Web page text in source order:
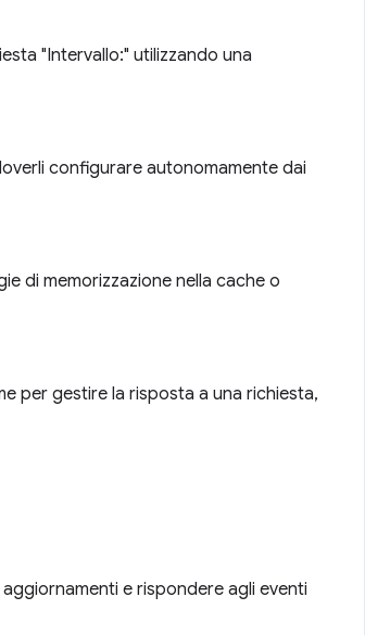
"Intervallo:" utilizzando una
configurare autonomamente dai
di memorizzazione nella cache o
per gestire la risposta a una richiesta,
e rispondere agli eventi